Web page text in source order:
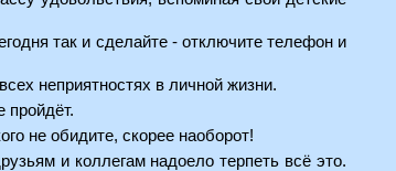
так и сделайте - отключите телефон и
неприятностях в личной жизни.
пройдёт.
не обидите, скорее наоборот!
и коллегам надоело терпеть всё это.